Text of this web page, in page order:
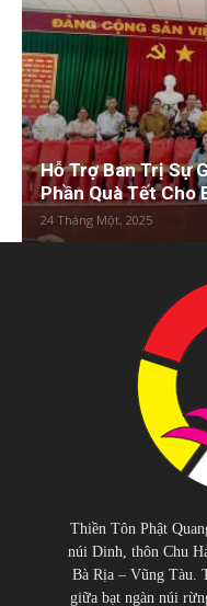
Hỗ Trợ Ban Trị Sự
Phần Quà Tết Cho
24 Tháng Một, 2025
Thiền Tôn Phật
núi Dinh, thôn Chu
Bà Rịa – Vũng Tàu.
giữa bạt ngàn núi